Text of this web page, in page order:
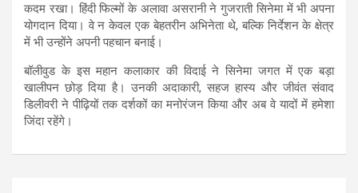
कदम रखा। हिंदी फिल्मों के अलावा असरानी ने गुजराती सिनेमा में भी अपना
योगदान दिया। वे न केवल एक बेहतरीन अभिनेता थे, बल्कि निर्देशन के क्षेत्र
में भी उन्होंने अपनी पहचान बनाई।
बॉलीवुड के इस महान कलाकार की विदाई ने सिनेमा जगत में एक बड़ा
खालीपन छोड़ दिया है। उनकी अदाकारी, सहज हास्य और जीवंत संवाद
डिलीवरी ने पीढ़ियों तक दर्शकों का मनोरंजन किया और अब वे यादों में हमेशा
जिंदा रहेंगे।